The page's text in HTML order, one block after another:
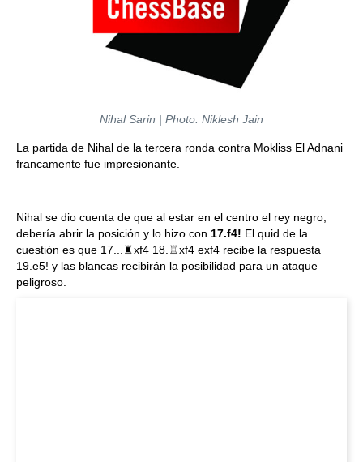
Nihal Sarin | Photo: Niklesh Jain
La partida de Nihal de la tercera ronda contra Mokliss El Adnani
francamente fue impresionante.
Nihal se dio cuenta de que al estar en el centro el rey negro,
debería abrir la posición y lo hizo con 17.f4! El quid de la
cuestión es que 17...♜xf4 18.♖xf4 exf4 recibe la respuesta
19.e5! y las blancas recibirán la posibilidad para un ataque
peligroso.